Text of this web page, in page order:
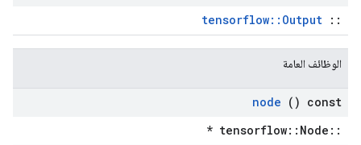
::
tensorflow::Output
الوظائف العامة
node () const
::tensorflow::Node *